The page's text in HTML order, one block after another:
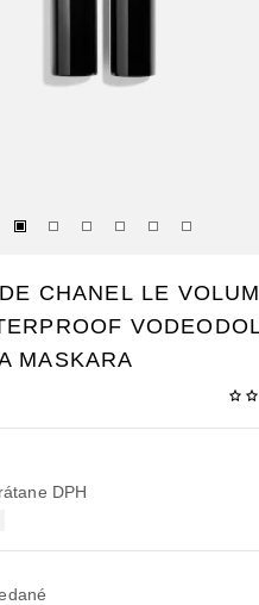
CHANEL LE
MASKARA
DPH